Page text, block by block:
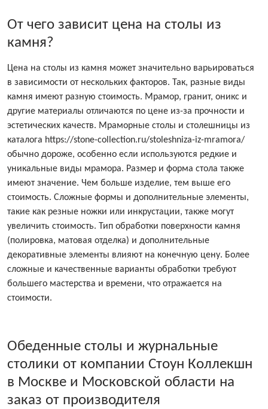
От чего зависит цена на столы из
камня?
Цена на столы из камня может значительно варьироваться
в зависимости от нескольких факторов. Так, разные виды
камня имеют разную стоимость. Мрамор, гранит, оникс и
другие материалы отличаются по цене из-за прочности и
эстетических качеств. Мраморные столы и столешницы из
каталога https://stone-collection.ru/stoleshniza-iz-mramora/
обычно дороже, особенно если используются редкие и
уникальные виды мрамора. Размер и форма стола также
имеют значение. Чем больше изделие, тем выше его
стоимость. Сложные формы и дополнительные элементы,
такие как резные ножки или инкрустации, также могут
увеличить стоимость. Тип обработки поверхности камня
(полировка, матовая отделка) и дополнительные
декоративные элементы влияют на конечную цену. Более
сложные и качественные варианты обработки требуют
большего мастерства и времени, что отражается на
стоимости.
Обеденные столы и журнальные
столики от компании Стоун Коллекшн
в Москве и Московской области на
заказ от производителя